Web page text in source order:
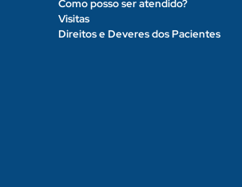
Como posso ser atendido?
Visitas
Direitos e Deveres dos Pacientes